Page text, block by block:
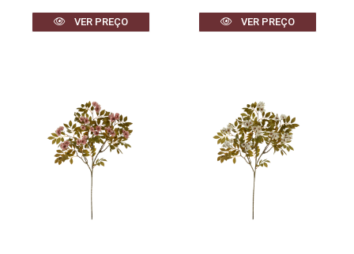
VER PREÇO VER PREÇO